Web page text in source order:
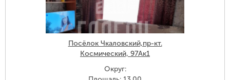
Посёлок Чкаловский,пр-кт.
Космический, 97Ак1
Округ: